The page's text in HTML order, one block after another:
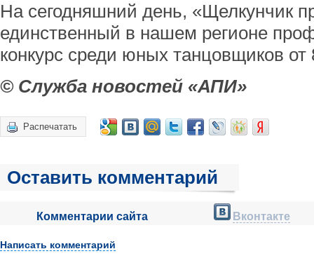
На сегодняшний день, «Щелкунчик
единственный в нашем регионе
конкурс среди юных танцовщиков от
© Служба новостей «АПИ»
Распечатать
Оставить комментарий
Комментарии сайта Вконтакте
Написать комментарий